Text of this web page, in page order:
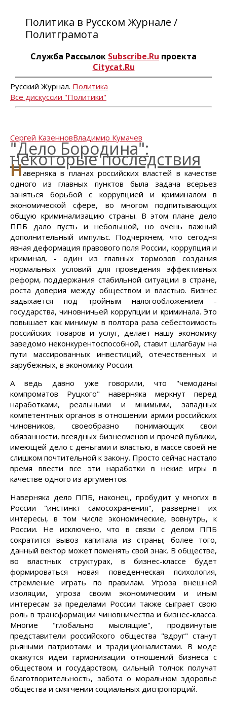
Политика в Русском Журнале /
Политграмота
Служба Рассылок Subscribe.Ru проекта
Citycat.Ru
Русский Журнал. Политика
Все дискуссии "Политики"
Сергей КазенновВладимир Кумачев
"Дело Бородина":
некоторые последствия
Наверняка в планах российских властей в качестве
одного из главных пунктов была задача всерьез
заняться борьбой с коррупцией и криминалом в
экономической сфере, во многом подпитывающих
общую криминализацию страны. В этом плане дело
ППБ дало пусть и небольшой, но очень важный
дополнительный импульс. Подчеркнем, что сегодня
явная деформация правового поля России, коррупция и
криминал, - один из главных тормозов создания
нормальных условий для проведения эффективных
реформ, поддержания стабильной ситуации в стране,
роста доверия между обществом и властью. Бизнес
задыхается под тройным налогообложением -
государства, чиновничьей коррупции и криминала. Это
повышает как минимум в полтора раза себестоимость
российских товаров и услуг, делает нашу экономику
заведомо неконкурентоспособной, ставит шлагбаум на
пути массированных инвестиций, отечественных и
зарубежных, в экономику России.
А ведь давно уже говорили, что "чемоданы
компроматов Руцкого" наверняка меркнут перед
наработками, реальными и мнимыми, западных
компетентных органов в отношении армии российских
чиновников, своеобразно понимающих свои
обязанности, всеядных бизнесменов и прочей публики,
имеющей дело с деньгами и властью, в массе своей не
слишком почтительной к закону. Просто сейчас настало
время ввести все эти наработки в некие игры в
качестве одного из аргументов.
Наверняка дело ППБ, наконец, пробудит у многих в
России "инстинкт самосохранения", развернет их
интересы, в том числе экономические, вовнутрь, к
России. Не исключено, что в связи с делом ППБ
сократится вывоз капитала из страны; более того,
данный вектор может поменять свой знак. В обществе,
во властных структурах, в бизнес-классе будет
формироваться новая поведенческая психология,
стремление играть по правилам. Угроза внешней
изоляции, угроза своим экономическим и иным
интересам за пределами России также сыграет свою
роль в трансформации чиновничества и бизнес-класса.
Многие "глобально мыслящие", продвинутые
представители российского общества "вдруг" станут
рьяными патриотами и традиционалистами. В моде
окажутся идеи гармонизации отношений бизнеса с
обществом и государством, сильный толчок получат
благотворительность, забота о моральном здоровье
общества и смягчении социальных диспропорций.